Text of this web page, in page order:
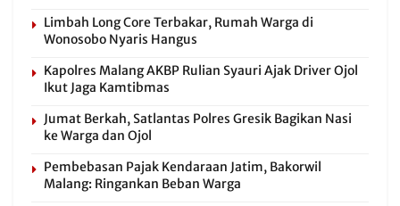
Limbah Long Core Terbakar, Rumah Warga di
Wonosobo Nyaris Hangus
Kapolres Malang AKBP Rulian Syauri Ajak Driver Ojol
Ikut Jaga Kamtibmas
Jumat Berkah, Satlantas Polres Gresik Bagikan Nasi
ke Warga dan Ojol
Pembebasan Pajak Kendaraan Jatim, Bakorwil
Malang: Ringankan Beban Warga